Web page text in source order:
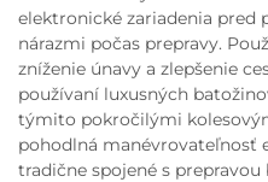
elektronické zariadenia pred
nárazmi počas prepravy.
zníženie únavy a zlepšenie
používaní luxusných
týmito pokročilými
pohodlná manévrovateľnosť
tradične spojené s prepravou